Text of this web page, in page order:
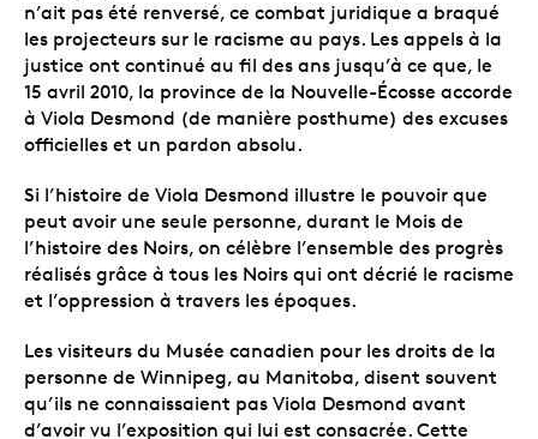
n’ait pas été renversé, ce combat juridique a braqué
les projecteurs sur le racisme au pays. Les appels à la
justice ont continué au fil des ans jusqu’à ce que, le
15 avril 2010, la province de la Nouvelle-Écosse accorde
à Viola Desmond (de manière posthume) des excuses
officielles et un pardon absolu.
Si l’histoire de Viola Desmond illustre le pouvoir que
peut avoir une seule personne, durant le Mois de
l’histoire des Noirs, on célèbre l’ensemble des progrès
réalisés grâce à tous les Noirs qui ont décrié le racisme
et l’oppression à travers les époques.
Les visiteurs du Musée canadien pour les droits de la
personne de Winnipeg, au Manitoba, disent souvent
qu’ils ne connaissaient pas Viola Desmond avant
d’avoir vu l’exposition qui lui est consacrée. Cette